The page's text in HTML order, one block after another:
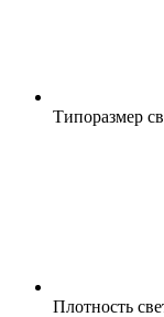
Типоразмер
Плотность